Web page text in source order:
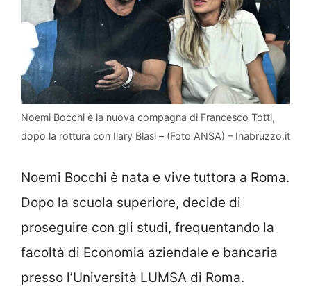
Noemi Bocchi è la nuova compagna di Francesco Totti,
dopo la rottura con Ilary Blasi – (Foto ANSA) – Inabruzzo.it
Noemi Bocchi è nata e vive tuttora a Roma.
Dopo la scuola superiore, decide di
proseguire con gli studi, frequentando la
facoltà di Economia aziendale e bancaria
presso l’Università LUMSA di Roma.